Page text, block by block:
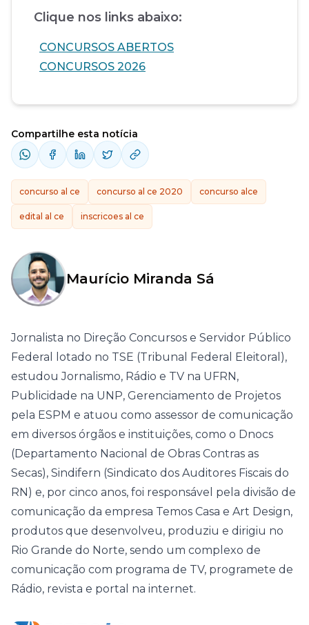
Clique nos links abaixo:
CONCURSOS ABERTOS
CONCURSOS 2026
Compartilhe esta notícia
concurso al ce concurso al ce 2020 concurso alce
edital al ce inscricoes al ce
Maurício Miranda Sá
Jornalista no Direção Concursos e Servidor Público
Federal lotado no TSE (Tribunal Federal Eleitoral),
estudou Jornalismo, Rádio e TV na UFRN,
Publicidade na UNP, Gerenciamento de Projetos
pela ESPM e atuou como assessor de comunicação
em diversos órgãos e instituições, como o Dnocs
(Departamento Nacional de Obras Contras as
Secas), Sindifern (Sindicato dos Auditores Fiscais do
RN) e, por cinco anos, foi responsável pela divisão de
comunicação da empresa Temos Casa e Art Design,
produtos que desenvolveu, produziu e dirigiu no
Rio Grande do Norte, sendo um complexo de
comunicação com programa de TV, programete de
Rádio, revista e portal na internet.